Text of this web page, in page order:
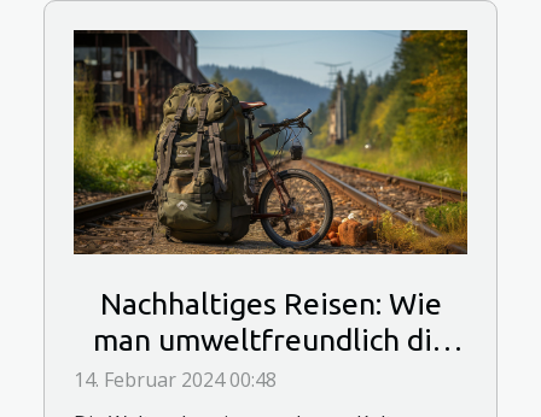
Nachhaltiges Reisen: Wie
man umweltfreundlich die
Welt erkunden kann
14. Februar 2024 00:48